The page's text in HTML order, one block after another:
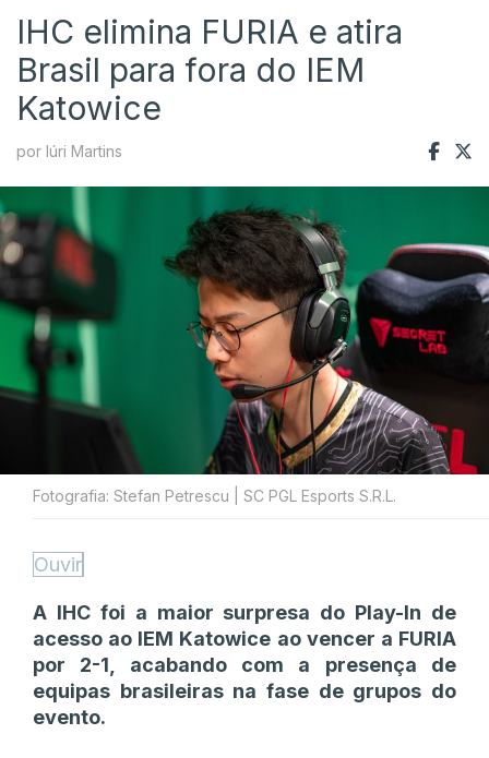
IHC elimina FURIA e atira
Brasil para fora do IEM
Katowice
por Iúri Martins
Fotografia: Stefan Petrescu | SC PGL Esports S.R.L.
Ouvir
A IHC foi a maior surpresa do Play-In de
acesso ao IEM Katowice ao vencer a FURIA
por 2-1, acabando com a presença de
equipas brasileiras na fase de grupos do
evento.